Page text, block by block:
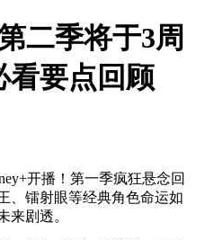
二季将于3周
看要点回顾
开播！第一季疯狂悬念回
、镭射眼等经典角色命运如
来剧透。